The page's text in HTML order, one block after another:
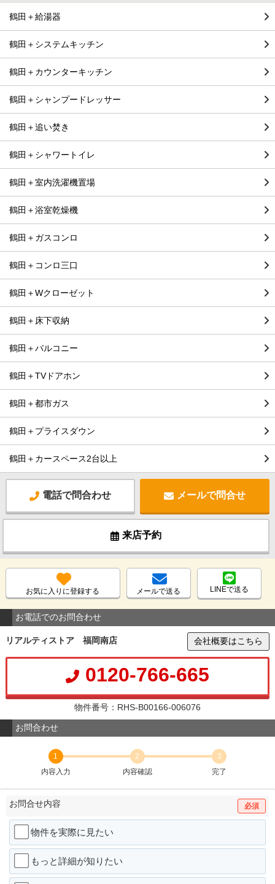
鶴田＋給湯器
鶴田＋システムキッチン
鶴田＋カウンターキッチン
鶴田＋シャンプードレッサー
鶴田＋追い焚き
鶴田＋シャワートイレ
鶴田＋室内洗濯機置場
鶴田＋浴室乾燥機
鶴田＋ガスコンロ
鶴田＋コンロ三口
鶴田＋Wクローゼット
鶴田＋床下収納
鶴田＋バルコニー
鶴田＋TVドアホン
鶴田＋都市ガス
鶴田＋プライスダウン
鶴田＋カースペース2台以上
電話で問合わせ メールで問合せ
来店予約
お気に入りに登録する メールで送る LINEで送る
お電話でのお問合わせ
リアルティストア 福岡南店 会社概要はこちら
0120-766-665
物件番号：RHS-B00166-006076
お問合わせ
1
内容入力
2
内容確認
3
完了
お問合せ内容 必須
物件を実際に見たい
もっと詳細が知りたい